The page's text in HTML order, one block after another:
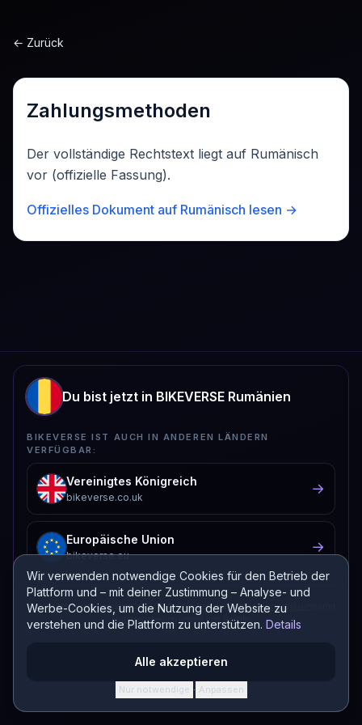
Wir verwenden notwendige Cookies für den Betrieb der
Plattform und – mit deiner Zustimmung – Analyse- und
Werbe-Cookies, um die Nutzung der Website zu
verstehen und die Plattform zu unterstützen. Details
Alle akzeptieren
Nur notwendige · Anpassen
← Zurück
Zahlungsmethoden
Der vollständige Rechtstext liegt auf Rumänisch
vor (offizielle Fassung).
Offizielles Dokument auf Rumänisch lesen →
Du bist jetzt in BIKEVERSE Rumänien
BIKEVERSE IST AUCH IN ANDEREN LÄNDERN
VERFÜGBAR:
Vereinigtes Königreich
bikeverse.co.uk
→
Europäische Union
bikeverse.eu
→
Geschützt durch Google reCAPTCHA. Es gelten dieDatenschutzerklärung
Nutzungsbedingungen
von Google.